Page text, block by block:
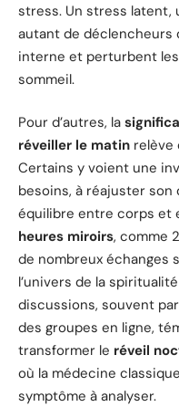
stress. Un stress latent,
autant de déclencheurs
interne et perturbent
sommeil.
Pour d’autres, la
réveiller le matin relève
Certains y voient une
besoins, à réajuster
équilibre entre corps et
heures miroirs, comme
de nombreux échanges
l’univers de la
discussions, souvent
des groupes en ligne,
transformer le réveil
où la médecine
symptôme à analyser.